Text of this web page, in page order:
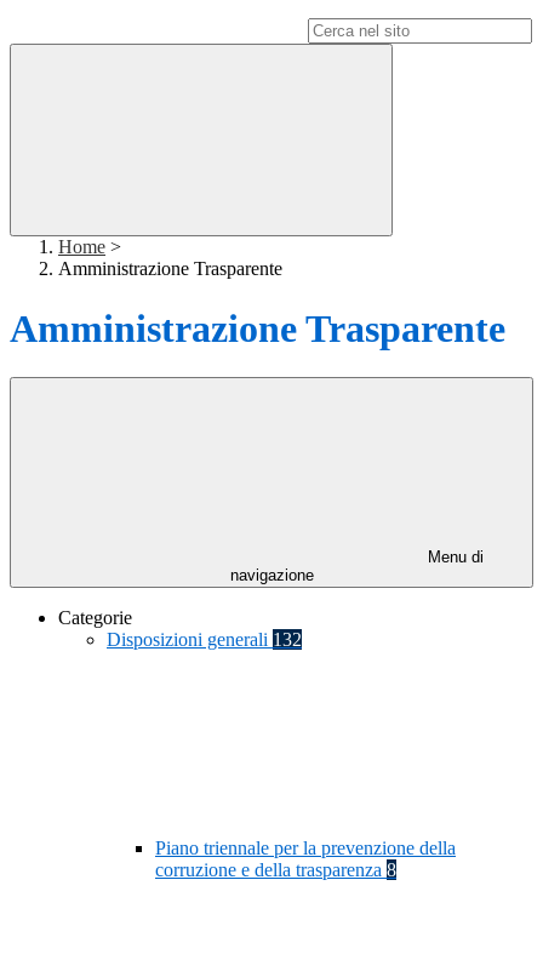
Home >
Amministrazione Trasparente
Amministrazione Trasparente
Menu di
navigazione
Categorie
Disposizioni generali 132
Piano triennale per la prevenzione della
corruzione e della trasparenza 8